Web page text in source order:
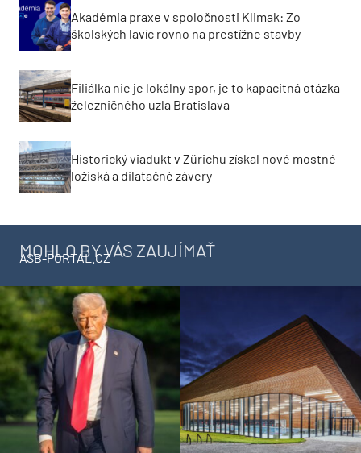
Akadémia praxe v spoločnosti Klimak: Zo
školských lavíc rovno na prestížne stavby
Filiálka nie je lokálny spor, je to kapacitná otázka
železničného uzla Bratislava
Historický viadukt v Zürichu získal nové mostné
ložiská a dilatačné závery
MOHLO BY VÁS ZAUJÍMAŤ
ASB-PORTAL.CZ